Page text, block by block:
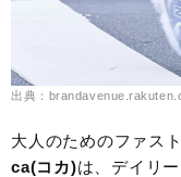
出典：
大人のためのファス
ca(コカ)は、デイリ